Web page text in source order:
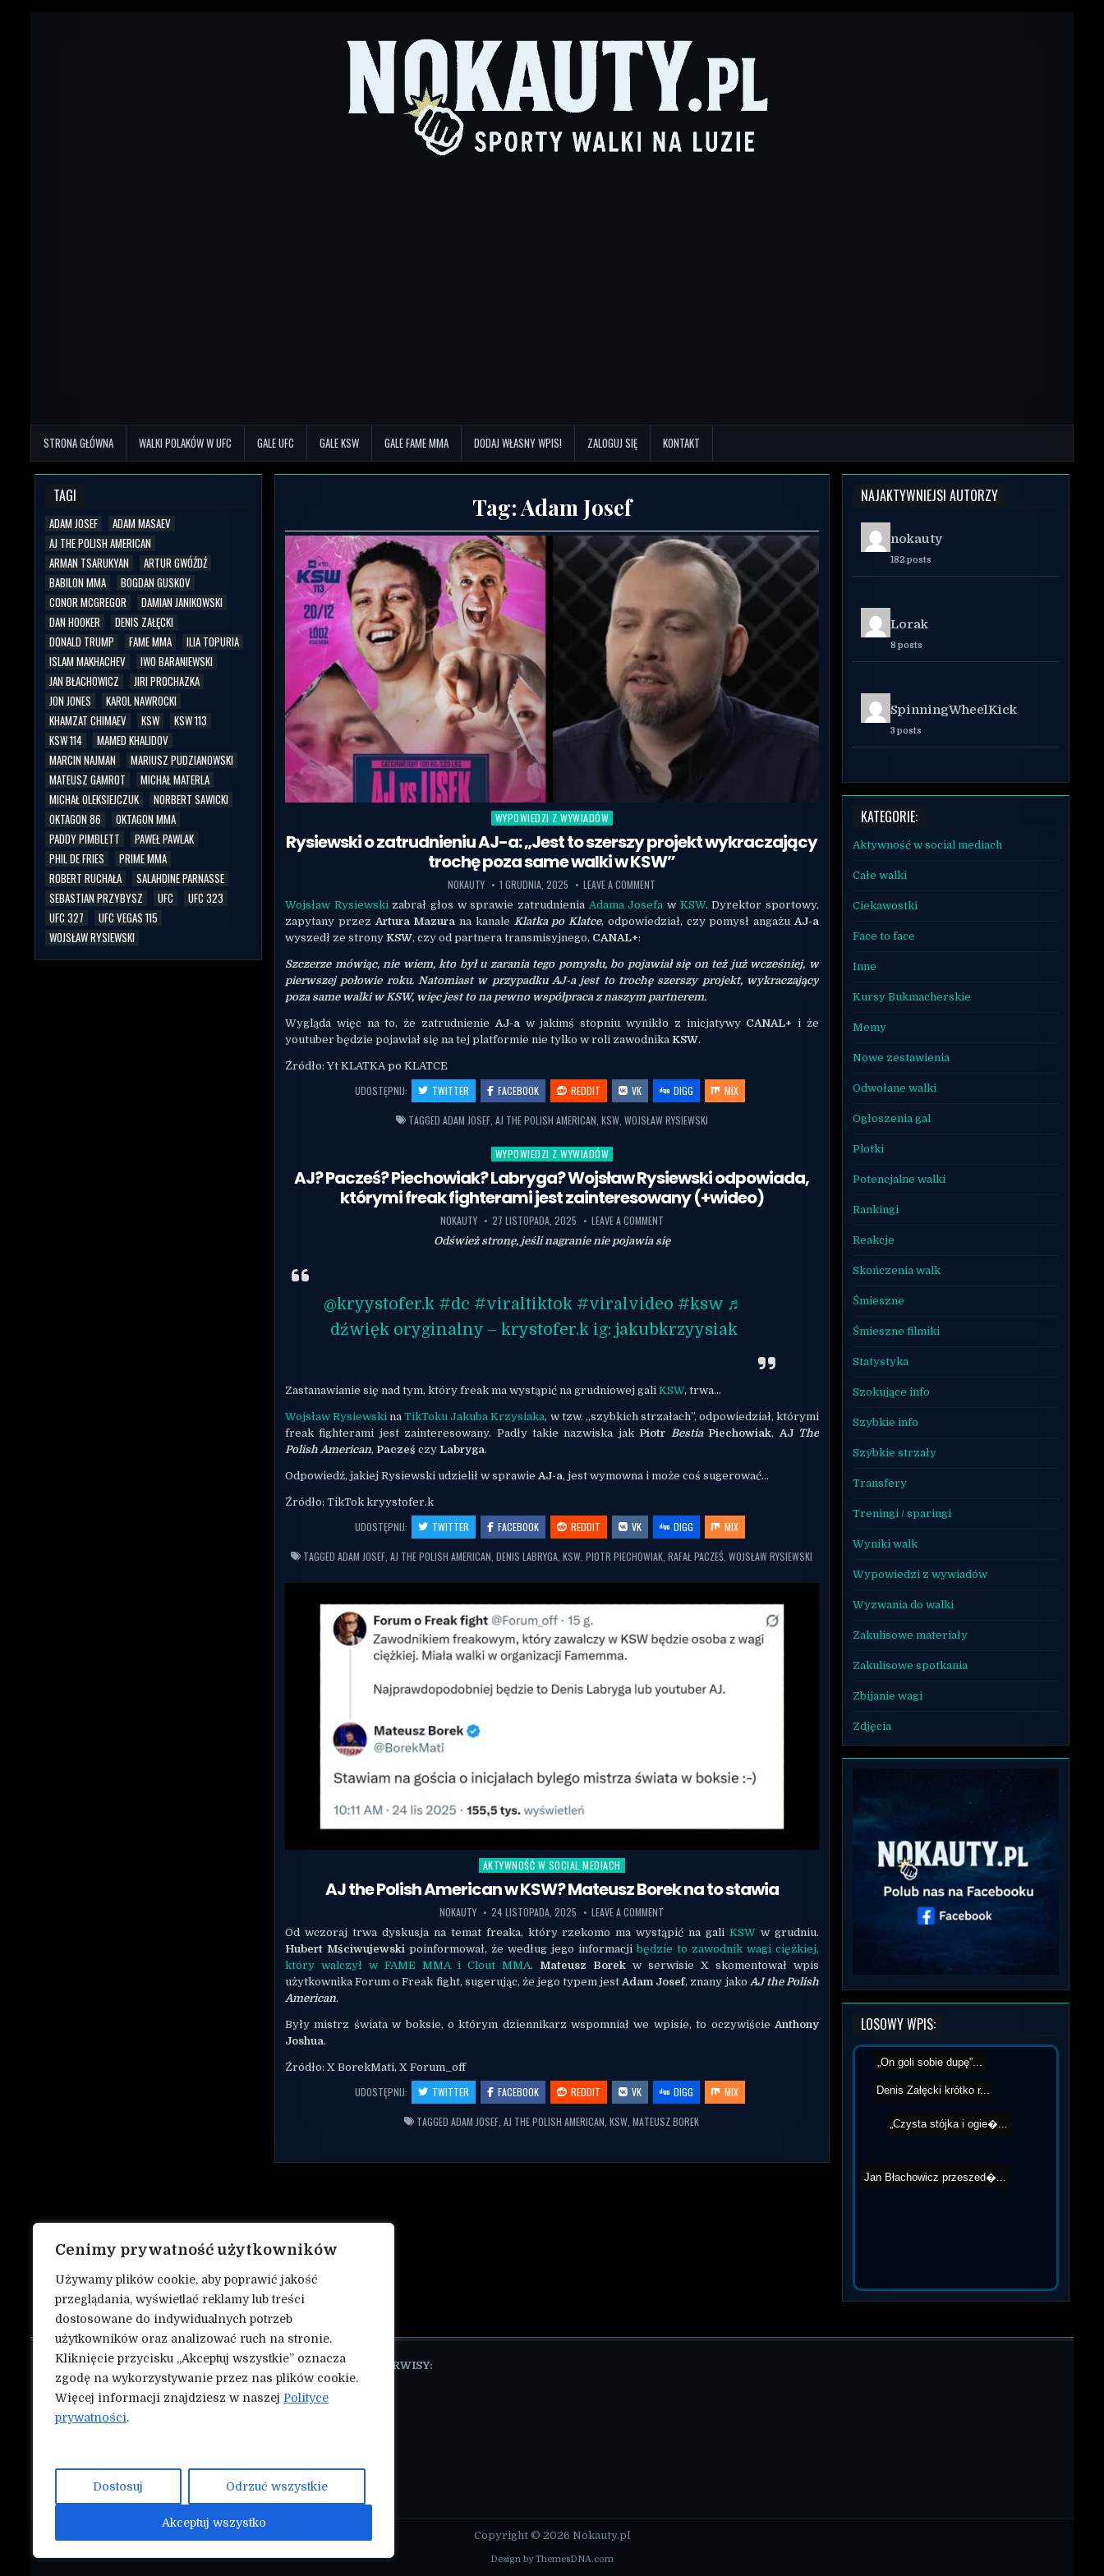
Cenimy prywatność użytkowników
Używamy plików cookie, aby poprawić jakość
przeglądania, wyświetlać reklamy lub treści
dostosowane do indywidualnych potrzeb
użytkowników oraz analizować ruch na stronie.
Kliknięcie przycisku „Akceptuj wszystkie” oznacza
zgodę na wykorzystywanie przez nas plików cookie.
Więcej informacji znajdziesz w naszej Polityce
prywatności.
Dostosuj Odrzuć wszystkie
Akceptuj wszystko
STRONA GŁÓWNA WALKI POLAKÓW W UFC GALE UFC GALE KSW GALE FAME MMA DODAJ WŁASNY WPIS! ZALOGUJ SIĘ KONTAKT
Tag:Adam Josef
Posted in
WYPOWIEDZI Z WYWIADÓW
Rysiewski o zatrudnieniu AJ-a: „Jest to szerszy projekt wykraczający
trochę poza same walki w KSW”
NOKAUTY 1 GRUDNIA, 2025 LEAVE A COMMENT
Wojsław Rysiewski zabrał głos w sprawie zatrudnienia Adama Josefa w KSW. Dyrektor sportowy,
zapytany przez Artura Mazura na kanale Klatka po Klatce, odpowiedział, czy pomysł angażu AJ-a
wyszedł ze stronyKSW, czy od partnera transmisyjnego, CANAL+:
Szczerze mówiąc, nie wiem, kto był u zarania tego pomysłu, bo pojawiał się on też już wcześniej, w
pierwszej połowie roku. Natomiast w przypadku AJ-a jest to trochę szerszy projekt, wykraczający
poza same walki w KSW, więc jest to na pewno współpraca z naszym partnerem.
Wygląda więc na to, że zatrudnienie AJ-a w jakimś stopniu wynikło z inicjatywy CANAL+ i że
youtuber będzie pojawiał się na tej platformie nie tylko w roli zawodnikaKSW.
Źródło: Yt KLATKA po KLATCE
UDOSTĘPNIJ: TWITTER FACEBOOK REDDIT VK DIGG MIX
TAGGED ADAM JOSEF, AJ THE POLISH AMERICAN KSW, WOJSŁAW RYSIEWSKI
Posted in
WYPOWIEDZI Z WYWIADÓW
AJ? Pacześ? Piechowiak? Labryga? Wojsław Rysiewski odpowiada,
którymi freak fighterami jest zainteresowany (+wideo)
NOKAUTY 27 LISTOPADA, 2025 LEAVE A COMMENT
Odśwież stronę, jeśli nagranie nie pojawia się
@kryystofer.k #dc #viraltiktok #viralvideo #ksw ♬
dźwięk oryginalny – krystofer.k ig: jakubkrzyysiak
Zastanawianie się nad tym, który freak ma wystąpić na grudniowej galiKSW, trwa…
Wojsław Rysiewski naTikToku Jakuba Krzysiaka, w tzw. „szybkich strzałach”, odpowiedział, którymi
freak fighterami jest zainteresowany. Padły takie nazwiska jak Piotr BestiaPiechowiak, AJ The
Polish American, Pacześ czyLabryga.
Odpowiedź, jakiej Rysiewski udzielił w sprawie AJ-a, jest wymowna i może coś sugerować…
Źródło: TikTok kryystofer.k
UDOSTĘPNIJ: TWITTER FACEBOOK REDDIT VK DIGG MIX
TAGGEDADAM JOSEF ,AJ THE POLISH AMERICAN ,DENIS LABRYGA ,KSW ,PIOTR PIECHOWIAK ,RAFAŁ PACZEŚ ,WOJSŁAW RYSIEWSKI
Posted in
AKTYWNOŚĆ W SOCIAL MEDIACH
AJ the Polish American w KSW? Mateusz Borek na to stawia
NOKAUTY 24 LISTOPADA, 2025 LEAVE A COMMENT
Od wczoraj trwa dyskusja na temat freaka, który rzekomo ma wystąpić na galiKSW w grudniu.
Hubert Mściwujewski poinformował, że według jego informacjibędzie to zawodnik wagi ciężkiej,
który walczył w FAME MMA i Clout MMA. Mateusz Borek w serwisie X skomentował wpis
użytkownika Forum o Freak fight, sugerując, że jego typem jest Adam Josef, znany jako AJ the Polish
American.
Były mistrz świata w boksie, o którym dziennikarz wspomniał we wpisie, to oczywiście Anthony
Joshua.
Źródło: X BorekMati, X Forum_off
UDOSTĘPNIJ: TWITTER FACEBOOK REDDIT VK DIGG MIX
TAGGEDADAM JOSEF ,AJ THE POLISH AMERICAN ,KSW ,MATEUSZ BOREK
TAGI
ADAM JOSEF
ADAM MASAEV
AJ THE POLISH AMERICAN
ARMAN TSARUKYAN
ARTUR GWÓŹDŹ
BABILON MMA
BOGDAN GUSKOV
CONOR MCGREGOR
DAMIAN JANIKOWSKI
DAN HOOKER
DENIS ZAŁĘCKI
DONALD TRUMP
FAME MMA
ILIA TOPURIA
ISLAM MAKHACHEV
IWO BARANIEWSKI
JAN BŁACHOWICZ
JIRI PROCHAZKA
JON JONES
KAROL NAWROCKI
KHAMZAT CHIMAEV
KSW
KSW 113
KSW 114
MAMED KHALIDOV
MARCIN NAJMAN
MARIUSZ PUDZIANOWSKI
MATEUSZ GAMROT
MICHAŁ MATERLA
MICHAŁ OLEKSIEJCZUK
NORBERT SAWICKI
OKTAGON 86
OKTAGON MMA
PADDY PIMBLETT
PAWEŁ PAWLAK
PHIL DE FRIES
PRIME MMA
ROBERT RUCHAŁA
SALAHDINE PARNASSE
SEBASTIAN PRZYBYSZ
UFC
UFC 323
UFC 327
UFC VEGAS 115
WOJSŁAW RYSIEWSKI
NAJAKTYWNIEJSI AUTORZY
nokauty
182 posts
Lorak
8 posts
SpinningWheelKick
3 posts
KATEGORIE:
Aktywność w social mediach
Całe walki
Ciekawostki
Face to face
Inne
Kursy Bukmacherskie
Memy
Nowe zestawienia
Odwołane walki
Ogłoszenia gal
Plotki
Potencjalne walki
Rankingi
Reakcje
Skończenia walk
Śmieszne
Śmieszne filmiki
Statystyka
Szokujące info
Szybkie info
Szybkie strzały
Transfery
Treningi / sparingi
Wyniki walk
Wypowiedzi z wywiadów
Wyzwania do walki
Zakulisowe materiały
Zakulisowe spotkania
Zbijanie wagi
Zdjęcia
LOSOWY WPIS:
Jan Błachowicz przeszed�...
Denis Załęcki krótko r...
„Czysta stójka i ogie�...
„On goli sobie dupę”...
O nas
Kontakt
Współtwórz serwis Nokauty.pl!
NASZE INNE SERWISY:
Copyright © 2026 Nokauty.pl
Design by ThemesDNA.com